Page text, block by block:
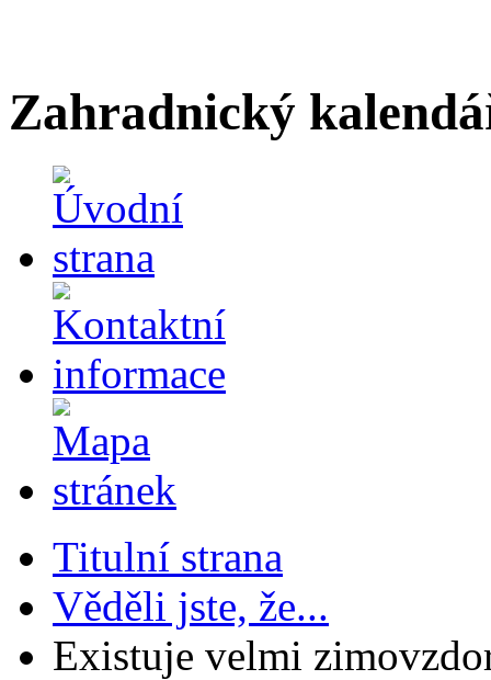
Zahradnický
Titulní strana
Věděli jste, že...
Existuje velmi